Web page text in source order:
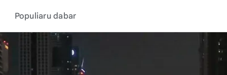
Populiaru dabar